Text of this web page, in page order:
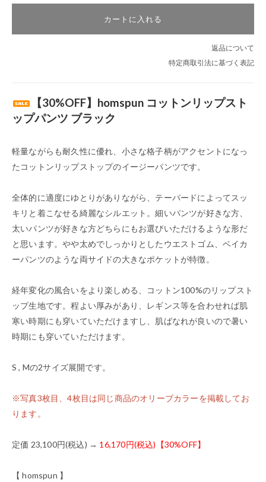
カートに入れる
返品について
特定商取引法に基づく表記
【30%OFF】homspun コットンリップスト
ップパンツ ブラック
軽量ながらも耐久性に優れ、小さな格子柄がアクセントになっ
たコットンリップストップのイージーパンツです。
全体的に適度にゆとりがありながら、テーパードによってスッ
キリと着こなせる綺麗なシルエット。細いパンツが好きな方、
太いパンツが好きな方どちらにもお選びいただけるような形だ
と思います。やや太めでしっかりとしたウエストゴム、ベイカ
ーパンツのような両サイドの大きなポケットが特徴。
経年変化の風合いをより楽しめる、コットン100%のリップスト
ップ生地です。程よい厚みがあり、レギンス等を合わせれば肌
寒い時期にも穿いていただけますし、肌ばなれが良いので暑い
時期にも穿いていただけます。
S , Mの2サイズ展開です。
※写真3枚目、4枚目は同じ商品のオリーブカラーを掲載してお
ります。
定価 23,100円(税込) → 16,170円(税込)【30%OFF】
【 homspun 】